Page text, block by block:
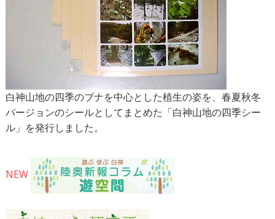
白神山地の四季のブナを中心とした植生の姿を、春夏秋冬
バージョンのシールとしてまとめた「白神山地の四季シー
ル」を発行しました。
NEW